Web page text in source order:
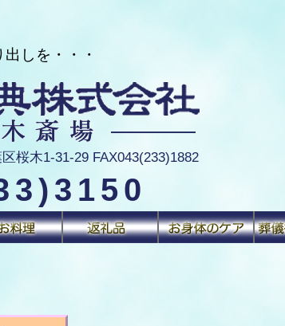
を・・・
桜木1-31-29 FAX043(233)1882